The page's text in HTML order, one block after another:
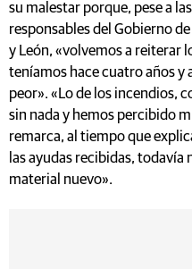
su malestar porque, pese a
responsables del Gobierno
y León, «volvemos a reiterar
teníamos hace cuatro años y
peor». «Lo de los incendios,
sin nada y hemos percibido
remarca, al tiempo que
las ayudas recibidas, todavía
material nuevo».